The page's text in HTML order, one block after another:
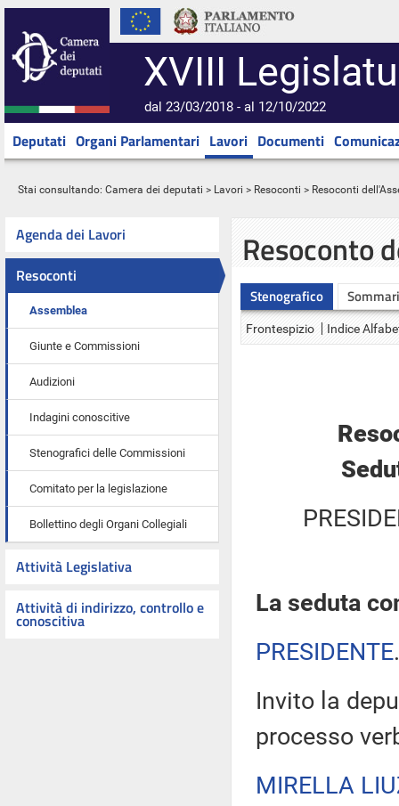
XVIII
dal 23/03/2018 - al 12/10/2022
Deputati Organi Parlamentari Lavori Documenti
Stai consultando: Camera dei deputati > Lavori > Resoconti > Resoconti
Agenda dei Lavori
Resoconti
Assemblea
Giunte e Commissioni
Audizioni
Indagini conoscitive
Stenografici delle Commissioni
Comitato per la legislazione
Bollettino degli Organi Collegiali
Attività Legislativa
Attività di indirizzo, controllo e
conoscitiva
Resoconto
Stenografico
Frontespizio Indice
La seduta
PRESIDENTE
Invito la
processo
MIRELLA